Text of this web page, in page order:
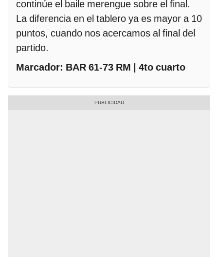
continúe el baile merengue sobre el final.
La diferencia en el tablero ya es mayor a 10
puntos, cuando nos acercamos al final del
partido.
Marcador: BAR 61-73 RM | 4to cuarto